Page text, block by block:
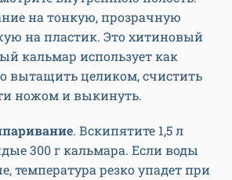
на тонкую, прозрачную
на пластик. Это хитиновый
кальмар использует как
вытащить целиком, счистить
ножом и выкинуть.
. Вскипятите 1,5 л
300 г кальмара. Если воды
температура резко упадет при